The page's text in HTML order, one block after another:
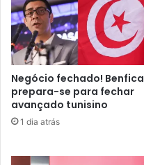
Negócio fechado! Benfica
prepara-se para fechar
avançado tunisino
1 dia atrás